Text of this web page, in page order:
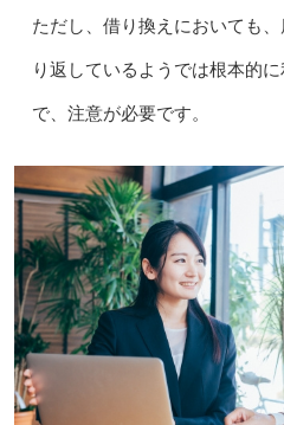
ただし、借り換えにおいても
り返しているようでは根本的
で、注意が必要です。